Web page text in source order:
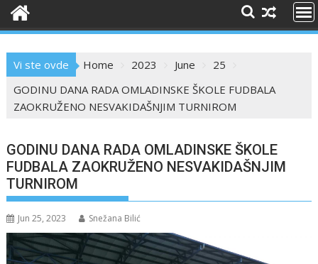
Vi ste ovde Home 2023 June
25
GODINU DANA RADA OMLADINSKE ŠKOLE FUDBALA
ZAOKRUŽENO NESVAKIDAŠNJIM TURNIROM
GODINU DANA RADA OMLADINSKE ŠKOLE
FUDBALA ZAOKRUŽENO NESVAKIDAŠNJIM
TURNIROM
Jun 25, 2023 Snežana Bilić